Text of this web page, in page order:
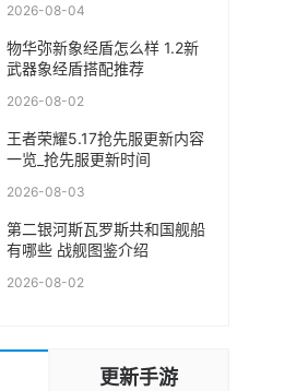
2026-08-04
物华弥新象经盾怎么样 1.2新
武器象经盾搭配推荐
2026-08-02
王者荣耀5.17抢先服更新内容
一览_抢先服更新时间
2026-08-03
第二银河斯瓦罗斯共和国舰船
有哪些 战舰图鉴介绍
2026-08-02
更新手游